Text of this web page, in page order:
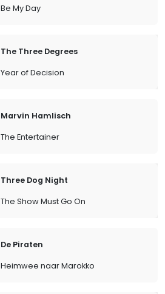
Be My Day
The Three Degrees
Year of Decision
Marvin Hamlisch
The Entertainer
Three Dog Night
The Show Must Go On
De Piraten
Heimwee naar Marokko